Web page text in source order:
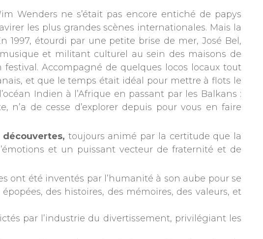
Wenders ne s’était pas encore entiché de papys
les plus grandes scènes internationales. Mais la
étourdi par une petite brise de mer, José Bel,
et militant culturel au sein des maisons de
Accompagné de quelques locos locaux tout
et que le temps était idéal pour mettre à flots le
Indien à l’Afrique en passant par les Balkans :
de cesse d’explorer depuis pour vous en faire
toujours animé par la certitude que la
et un puissant vecteur de fraternité et de
ont été inventés par l’humanité à son aube pour se
des histoires, des mémoires, des valeurs, et
par l’industrie du divertissement, privilégiant les